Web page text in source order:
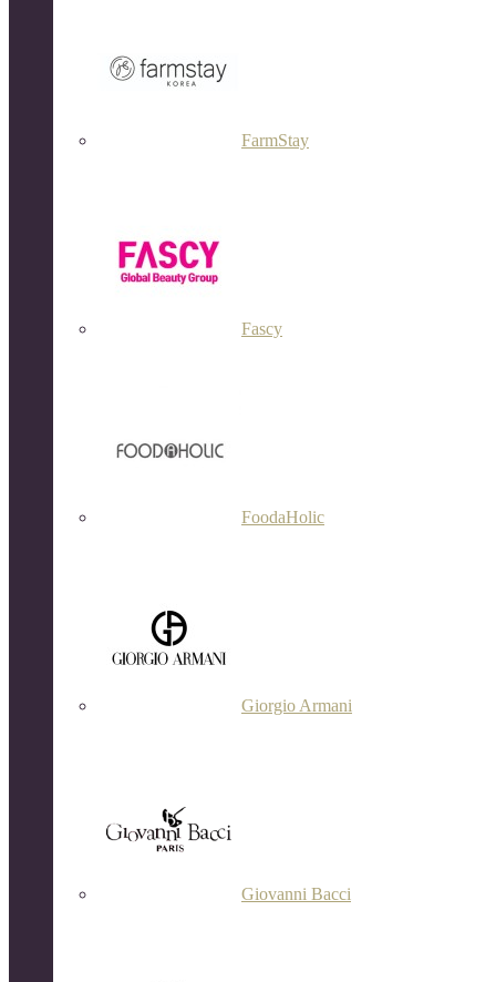
FarmStay
Fascy
FoodaHolic
Giorgio Armani
Giovanni Bacci